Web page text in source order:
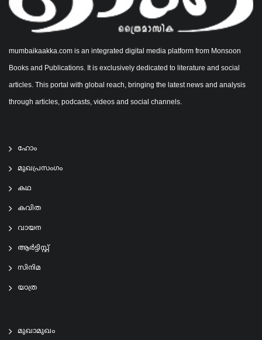
mumbaikaakka.com is an integrated digital media platform from Monsoon
Books and Publications. It is exclusively dedicated to literature and social
articles. This portal with global reach, bringing the latest news and analysis
through articles, podcasts, videos and social channels.
ഹോം
മുഖപ്രസംഗം
കഥ
കവിത
വായന
ആര്‍ട്ടിസ്റ്റ്
സിനിമ
യാത്ര
മുഖാമുഖം